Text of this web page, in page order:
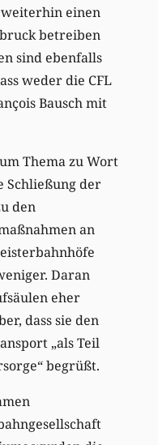
weiterhin einen
betreiben
sind ebenfalls
weder die CFL
Bausch mit
Thema zu Wort
Schließung der
den
an
Daran
eher
dass sie den
„als Teil
begrüßt.